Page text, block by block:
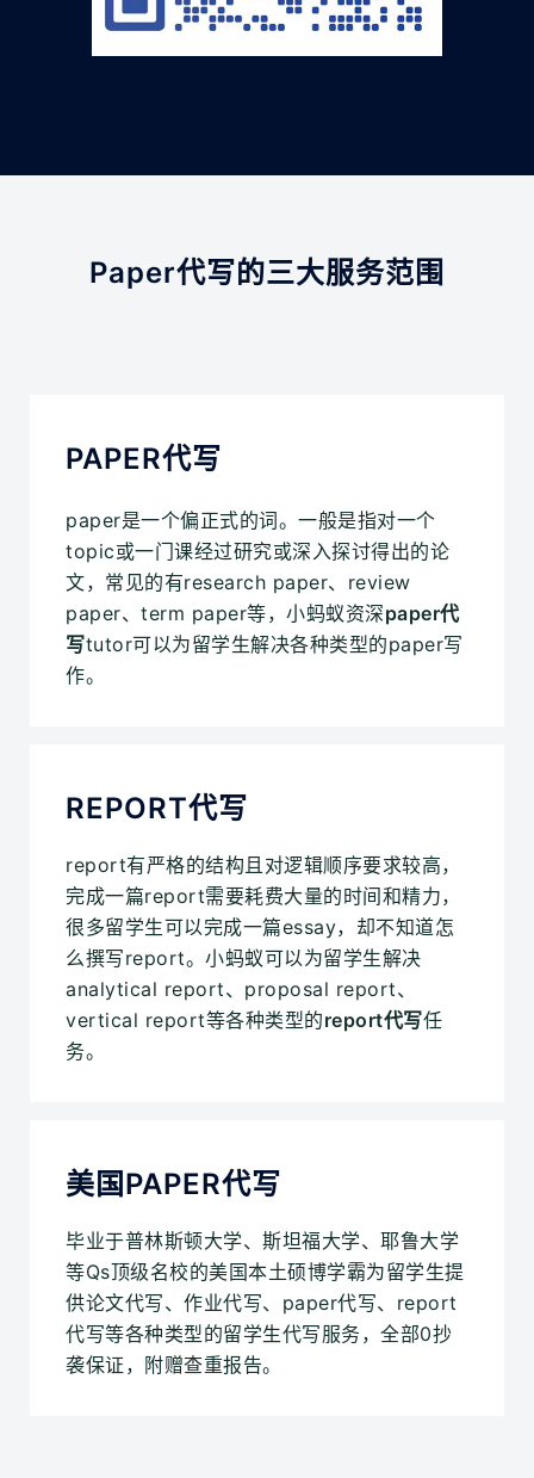
Paper代写的三大服务范围
PAPER代写
paper是一个偏正式的词。一般是指对一个
topic或一门课经过研究或深入探讨得出的论
文，常见的有research paper、review
paper、term paper等，小蚂蚁资深paper代
写tutor可以为留学生解决各种类型的paper写
作。
REPORT代写
report有严格的结构且对逻辑顺序要求较高，
完成一篇report需要耗费大量的时间和精力，
很多留学生可以完成一篇essay，却不知道怎
么撰写report。小蚂蚁可以为留学生解决
analytical report、proposal report、
vertical report等各种类型的report代写任
务。
美国PAPER代写
毕业于普林斯顿大学、斯坦福大学、耶鲁大学
等Qs顶级名校的美国本土硕博学霸为留学生提
供论文代写、作业代写、paper代写、report
代写等各种类型的留学生代写服务，全部0抄
袭保证，附赠查重报告。